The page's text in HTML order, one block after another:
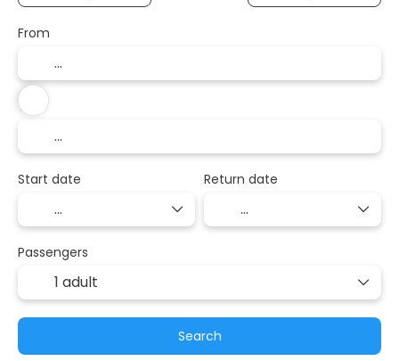
From
To
Start date Return date
Passengers
1 adult
Search